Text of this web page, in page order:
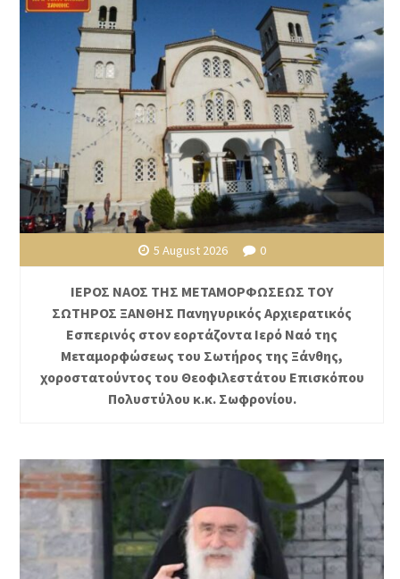
5 August 2026 0
ΙΕΡΟΣ ΝΑΟΣ ΤΗΣ ΜΕΤΑΜΟΡΦΩΣΕΩΣ ΤΟΥ
ΣΩΤΗΡΟΣ ΞΑΝΘΗΣ Πανηγυρικός Αρχιερατικός
Εσπερινός στον εορτάζοντα Ιερό Ναό της
Μεταμορφώσεως του Σωτήρος της Ξάνθης,
χοροστατούντος του Θεοφιλεστάτου Επισκόπου
Πολυστύλου κ.κ. Σωφρονίου.